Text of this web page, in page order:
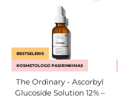
BESTSELERIS
KOSMETOLOGO PASIRINKIMAS
The Ordinary - Ascorbyl
Glucoside Solution 12% –